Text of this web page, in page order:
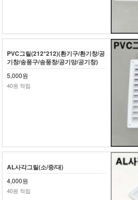
PVC그릴(212*212)(환기구/환기창/공
기창/송풍구/송풍창/공기망/공기창)
5,000원
40원 적립
AL사각그릴(소/중/대)
4,000원
40원 적립